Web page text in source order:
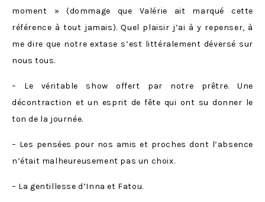
moment » (dommage que Valérie ait marqué cette
référence à tout jamais). Quel plaisir j’ai à y repenser, à
me dire que notre extase s’est littéralement déversé sur
nous tous.
– Le véritable show offert par notre prêtre. Une
décontraction et un esprit de fête qui ont su donner le
ton de la journée.
– Les pensées pour nos amis et proches dont l’absence
n’était malheureusement pas un choix.
– La gentillesse d’Inna et Fatou.